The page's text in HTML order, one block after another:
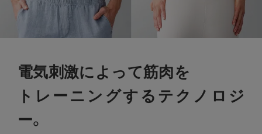
電気刺激によって筋肉を
トレーニングするテクノロジ
ー。